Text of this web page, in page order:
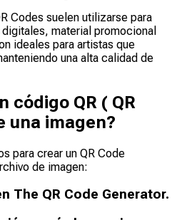
Codes suelen utilizarse para
material promocional
ideales para artistas que
una alta calidad de
código QR ( QR
una imagen?
para crear un QR Code
de imagen:
The QR Code Generator.